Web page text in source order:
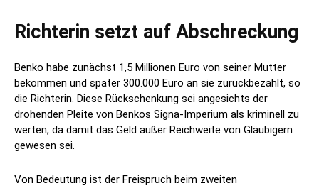
Richterin setzt auf Abschreckung
Benko habe zunächst 1,5 Millionen Euro von seiner Mutter
bekommen und später 300.000 Euro an sie zurückbezahlt, so
die Richterin. Diese Rückschenkung sei angesichts der
drohenden Pleite von Benkos Signa-Imperium als kriminell zu
werten, da damit das Geld außer Reichweite von Gläubigern
gewesen sei.
Von Bedeutung ist der Freispruch beim zweiten